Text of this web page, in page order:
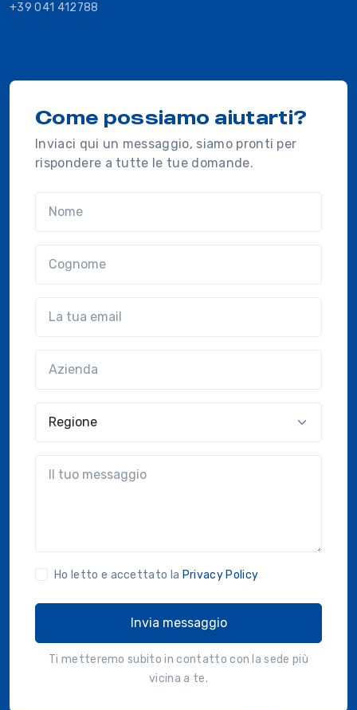
+39 041 412788
Come possiamo aiutarti?
Inviaci qui un messaggio, siamo pronti per
rispondere a tutte le tue domande.
Ho letto e accettato la Privacy Policy
Invia messaggio
Ti metteremo subito in contatto con la sede più
vicina a te.